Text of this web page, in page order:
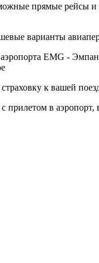
прямые
варианты
EMG -
к вашей
в